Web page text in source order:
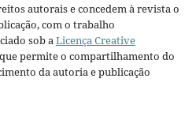
autorais e concedem à revista o
com o trabalho
sob a Licença Creative
que permite o compartilhamento do
da autoria e publicação